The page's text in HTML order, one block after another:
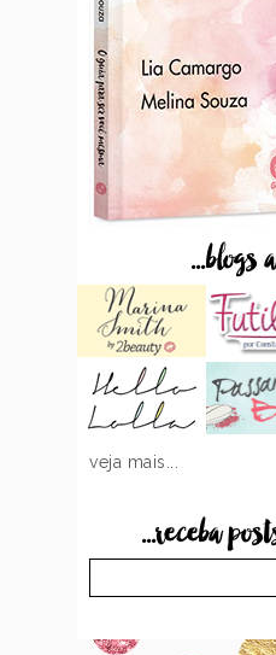
...blogs
veja mais...
...receba